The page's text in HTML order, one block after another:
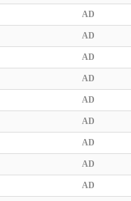
AD
AD
AD
AD
AD
AD
AD
AD
AD